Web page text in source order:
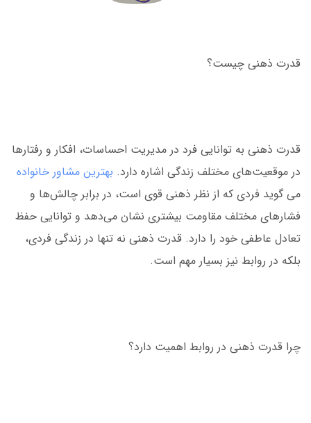
قدرت ذهنی چیست؟
قدرت ذهنی به توانایی فرد در مدیریت احساسات، افکار و رفتارها
در موقعیت‌های مختلف زندگی اشاره دارد. بهترین مشاور خانواده
می گوید فردی که از نظر ذهنی قوی است، در برابر چالش‌ها و
فشارهای مختلف مقاومت بیشتری نشان می‌دهد و توانایی حفظ
تعادل عاطفی خود را دارد. قدرت ذهنی نه تنها در زندگی فردی،
بلکه در روابط نیز بسیار مهم است.
چرا قدرت ذهنی در روابط اهمیت دارد؟